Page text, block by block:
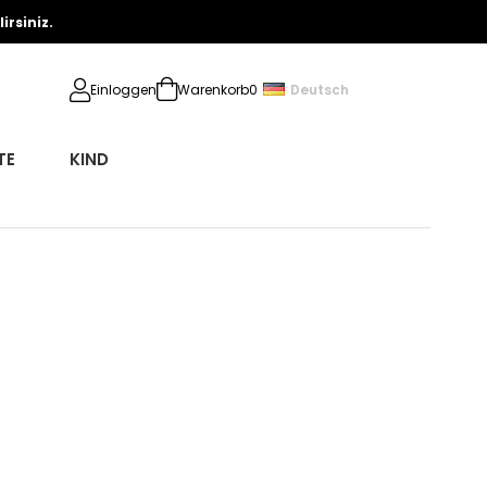
Einloggen Warenkorb0 Deutsch
KIND